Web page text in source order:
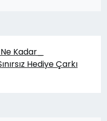
Kadar_
Hediye Çarkı